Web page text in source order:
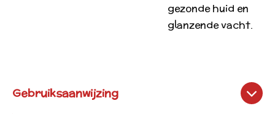
gezonde huid en
glanzende vacht.
Gebruiksaanwijzing